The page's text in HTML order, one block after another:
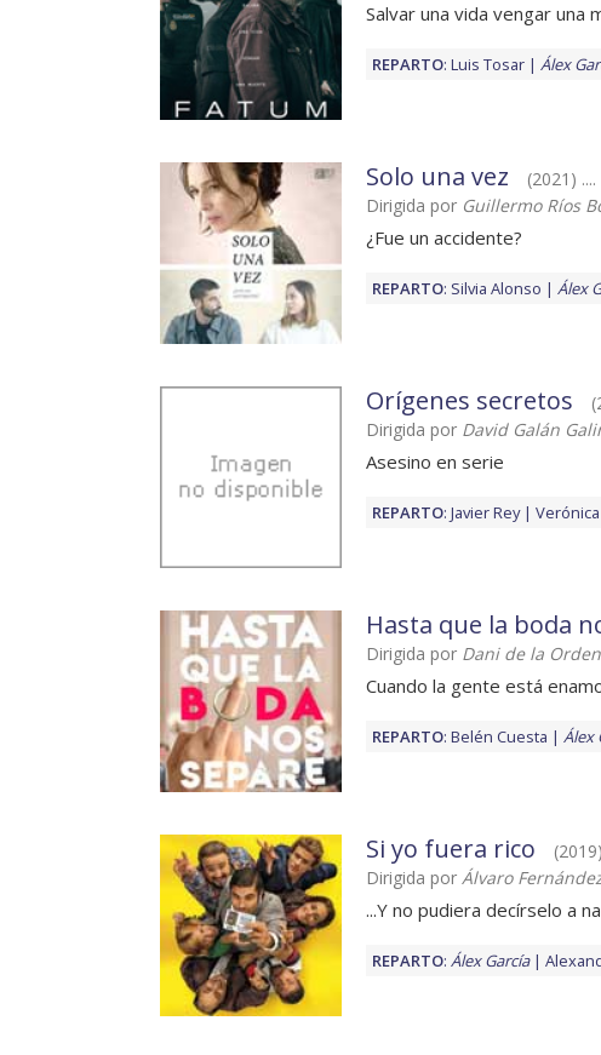
Salvar una vida vengar una
REPARTO: Luis Tosar Álex
Solo una vez
(2021)
Dirigida por Guillermo Ríos
¿Fue un accidente?
REPARTO: Silvia Alonso Álex
Orígenes secretos
Dirigida por David Galán
Asesino en serie
REPARTO: Javier Rey
Hasta que la boda
Dirigida por Dani de la Orden
Cuando la gente está
REPARTO: Belén Cuesta Álex
Si yo fuera rico
Dirigida por Álvaro
...Y no pudiera decírselo a
REPARTO: Álex García